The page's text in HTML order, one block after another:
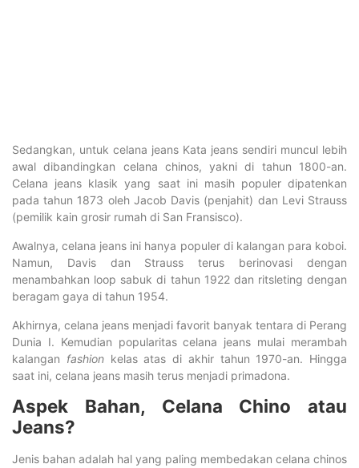
Sedangkan, untuk celana jeans Kata jeans sendiri muncul lebih
awal dibandingkan celana chinos, yakni di tahun 1800-an.
Celana jeans klasik yang saat ini masih populer dipatenkan
pada tahun 1873 oleh Jacob Davis (penjahit) dan Levi Strauss
(pemilik kain grosir rumah di San Fransisco).
Awalnya, celana jeans ini hanya populer di kalangan para koboi.
Namun, Davis dan Strauss terus berinovasi dengan
menambahkan loop sabuk di tahun 1922 dan ritsleting dengan
beragam gaya di tahun 1954.
Akhirnya, celana jeans menjadi favorit banyak tentara di Perang
Dunia I. Kemudian popularitas celana jeans mulai merambah
kalangan fashionkelas atas di akhir tahun 1970-an. Hingga
saat ini, celana jeans masih terus menjadi primadona.
Aspek Bahan, Celana Chino atau
Jeans?
Jenis bahan adalah hal yang paling membedakan celana chinos